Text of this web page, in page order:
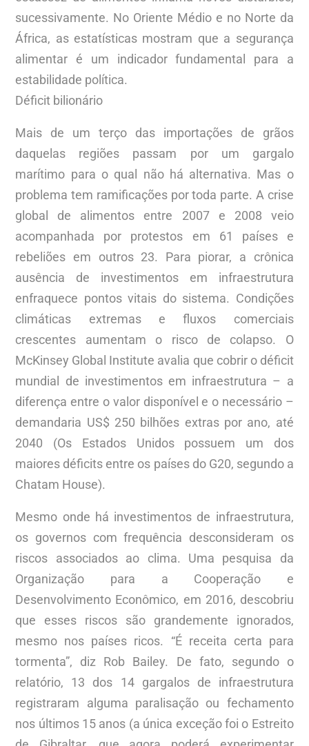
sucessivamente. No Oriente Médio e no Norte da
África, as estatísticas mostram que a segurança
alimentar é um indicador fundamental para a
estabilidade política.
Déficit bilionário
Mais de um terço das importações de grãos
daquelas regiões passam por um gargalo
marítimo para o qual não há alternativa. Mas o
problema tem ramificações por toda parte. A crise
global de alimentos entre 2007 e 2008 veio
acompanhada por protestos em 61 países e
rebeliões em outros 23. Para piorar, a crônica
ausência de investimentos em infraestrutura
enfraquece pontos vitais do sistema. Condições
climáticas extremas e fluxos comerciais
crescentes aumentam o risco de colapso. O
McKinsey Global Institute avalia que cobrir o déficit
mundial de investimentos em infraestrutura – a
diferença entre o valor disponível e o necessário –
demandaria US$ 250 bilhões extras por ano, até
2040 (Os Estados Unidos possuem um dos
maiores déficits entre os países do G20, segundo a
Chatam House).
Mesmo onde há investimentos de infraestrutura,
os governos com frequência desconsideram os
riscos associados ao clima. Uma pesquisa da
Organização para a Cooperação e
Desenvolvimento Econômico, em 2016, descobriu
que esses riscos são grandemente ignorados,
mesmo nos países ricos. “É receita certa para
tormenta”, diz Rob Bailey. De fato, segundo o
relatório, 13 dos 14 gargalos de infraestrutura
registraram alguma paralisação ou fechamento
nos últimos 15 anos (a única exceção foi o Estreito